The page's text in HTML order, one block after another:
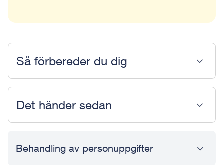
Så förbereder du dig
Det händer sedan
Behandling av personuppgifter